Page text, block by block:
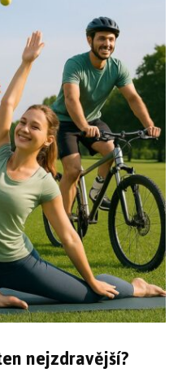
nejzdravější?